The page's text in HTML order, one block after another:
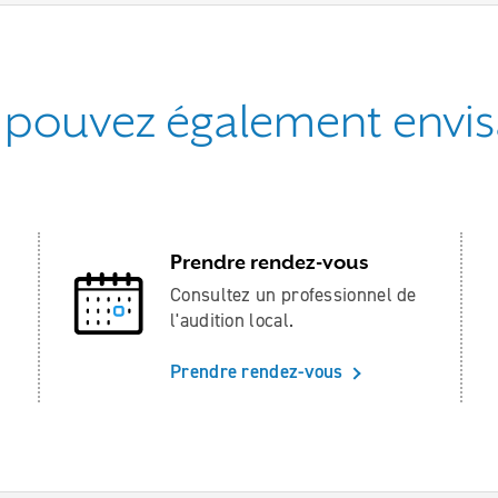
également
Prendre rendez-vous
Consultez un professionnel de
l'audition local.
Prendre rendez-vous